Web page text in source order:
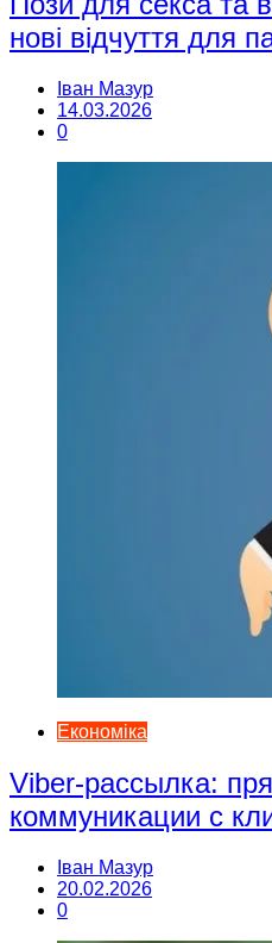
нові відчуття для
Іван Мазур
14.03.2026
0
Економіка
Viber-рассылка:
коммуникации с
Іван Мазур
20.02.2026
0